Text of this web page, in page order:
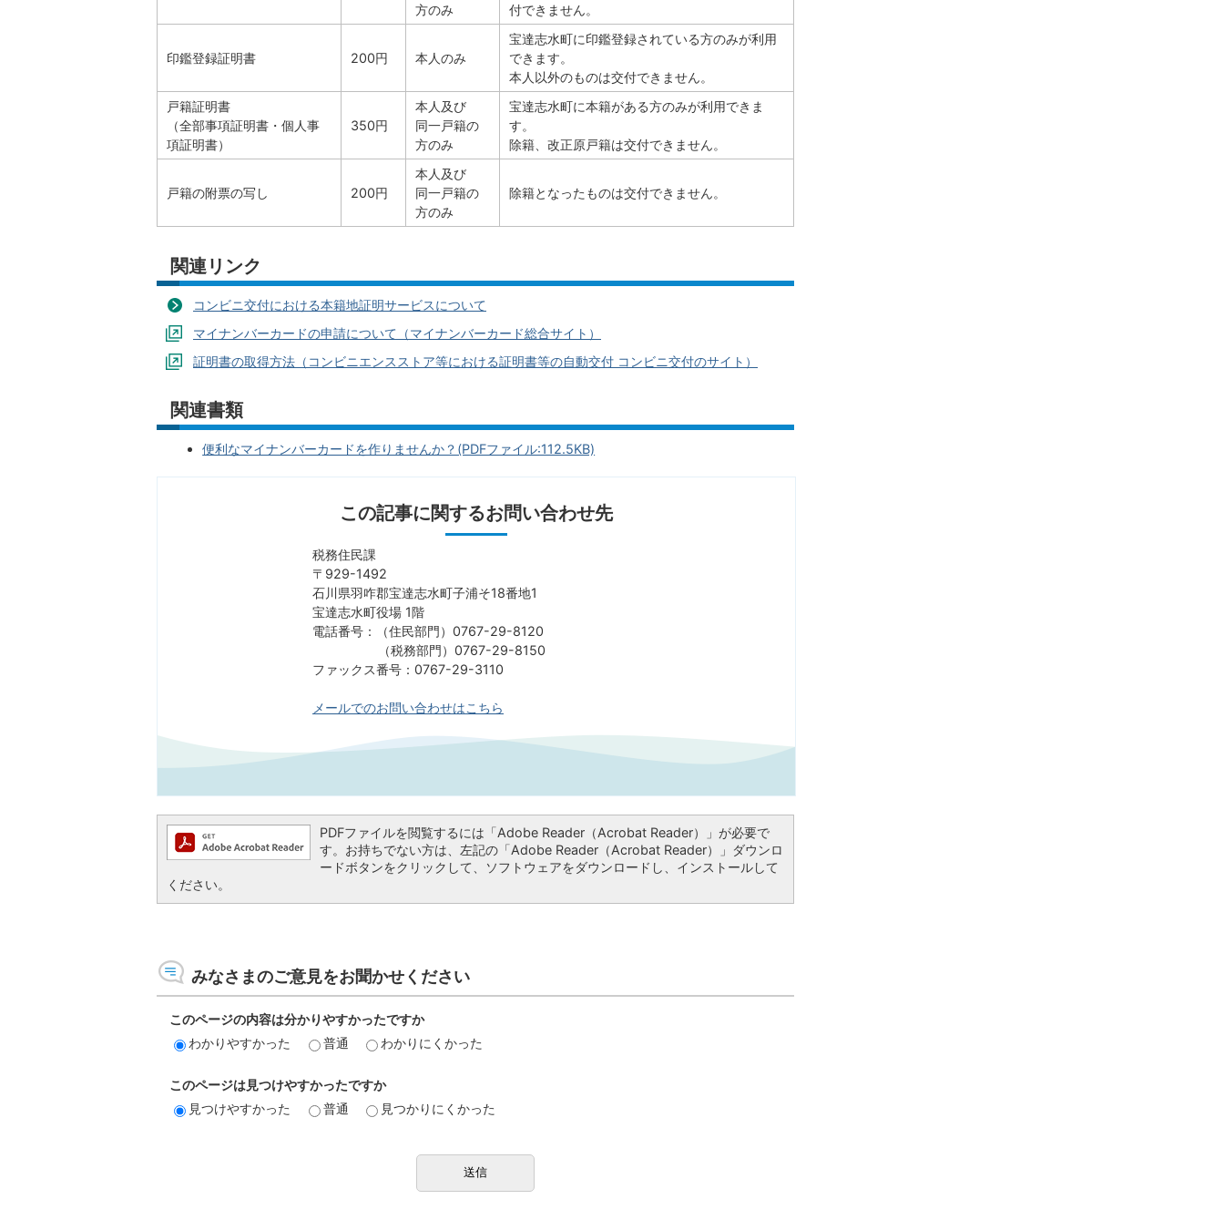
方のみ
付できません。
印鑑登録証明書 200円 本人のみ
宝達志水町に印鑑登録されている方のみが利用
できます。
本人以外のものは交付できません。
戸籍証明書
（全部事項証明書・個人事
項証明書）
350円
本人及び
同一戸籍の
方のみ
宝達志水町に本籍がある方のみが利用できま
す。
除籍、改正原戸籍は交付できません。
戸籍の附票の写し 200円
本人及び
同一戸籍の
方のみ
除籍となったものは交付できません。
関連リンク
コンビニ交付における本籍地証明サービスについて
マイナンバーカードの申請について（マイナンバーカード総合サイト）
証明書の取得方法（コンビニエンスストア等における証明書等の自動交付 コンビニ交付のサイト）
関連書類
便利なマイナンバーカードを作りませんか？(PDFファイル:112.5KB)
この記事に関するお問い合わせ先
税務住民課
〒929-1492
石川県羽咋郡宝達志水町子浦そ18番地1
宝達志水町役場 1階
電話番号：（住民部門）0767-29-8120
（税務部門）0767-29-8150
ファックス番号：0767-29-3110
メールでのお問い合わせはこちら
PDFファイルを閲覧するには「Adobe Reader（Acrobat Reader）」が必要で
す。お持ちでない方は、左記の「Adobe Reader（Acrobat Reader）」ダウンロ
ードボタンをクリックして、ソフトウェアをダウンロードし、インストールして
ください。
みなさまのご意見をお聞かせください
このページの内容は分かりやすかったですか
わかりやすかった
普通 わかりにくかった
このページは見つけやすかったですか
見つけやすかった
普通 見つかりにくかった